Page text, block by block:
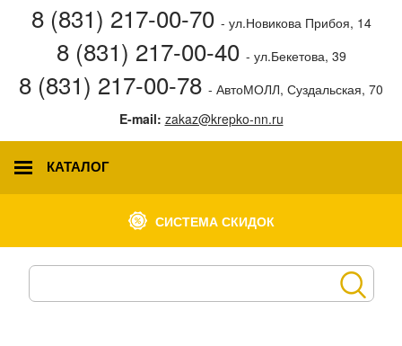
8 (831) 217-00-70 - ул.Новикова Прибоя, 14
8 (831) 217-00-40 - ул.Бекетова, 39
8 (831) 217-00-78 - АвтоМОЛЛ, Суздальская, 70
E-mail: zakaz@krepko-nn.ru
КАТАЛОГ
СИСТЕМА СКИДОК